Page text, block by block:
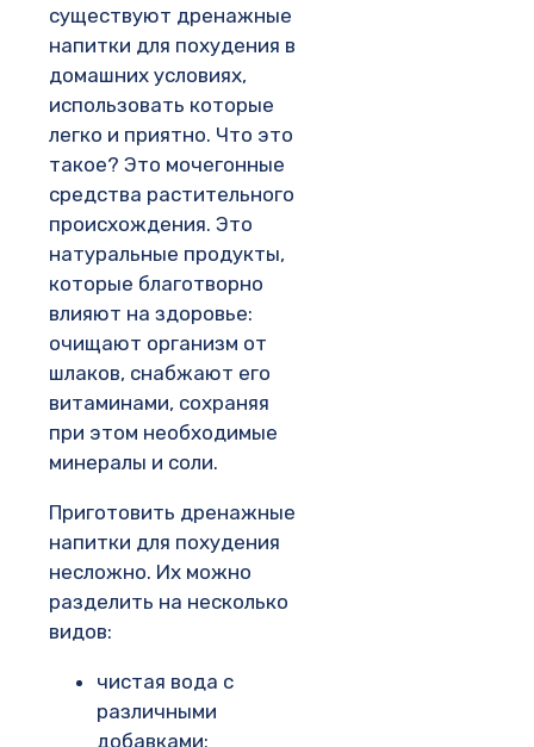
существуют дренажные
напитки для похудения в
домашних условиях,
использовать которые
легко и приятно. Что это
такое? Это мочегонные
средства растительного
происхождения. Это
натуральные продукты,
которые благотворно
влияют на здоровье:
очищают организм от
шлаков, снабжают его
витаминами, сохраняя
при этом необходимые
минералы и соли.
Приготовить дренажные
напитки для похудения
несложно. Их можно
разделить на несколько
видов:
чистая вода с
различными
добавками;